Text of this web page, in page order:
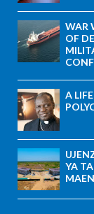
WAR
OF
A
YA